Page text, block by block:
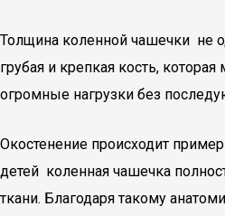
Толщина коленной чашечки не
грубая и крепкая кость,
огромные нагрузки без
Окостенение происходит
детей коленная чашечка
ткани. Благодаря такому